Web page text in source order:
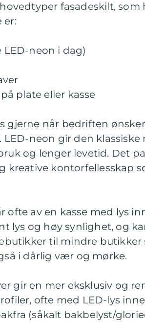
fasadeskilt, som
er:
LED-neon i dag)
plate eller kasse
gjerne når bedriften
LED-neon gir den
og lenger levetid. Det
kreative kontorfellesskap
ofte av en kasse med lys
lys og høy synlighet, og
til mindre
i dårlig vær og mørke.
gir en mer eksklusiv og
ofte med LED-lys
(såkalt bakbelyst/